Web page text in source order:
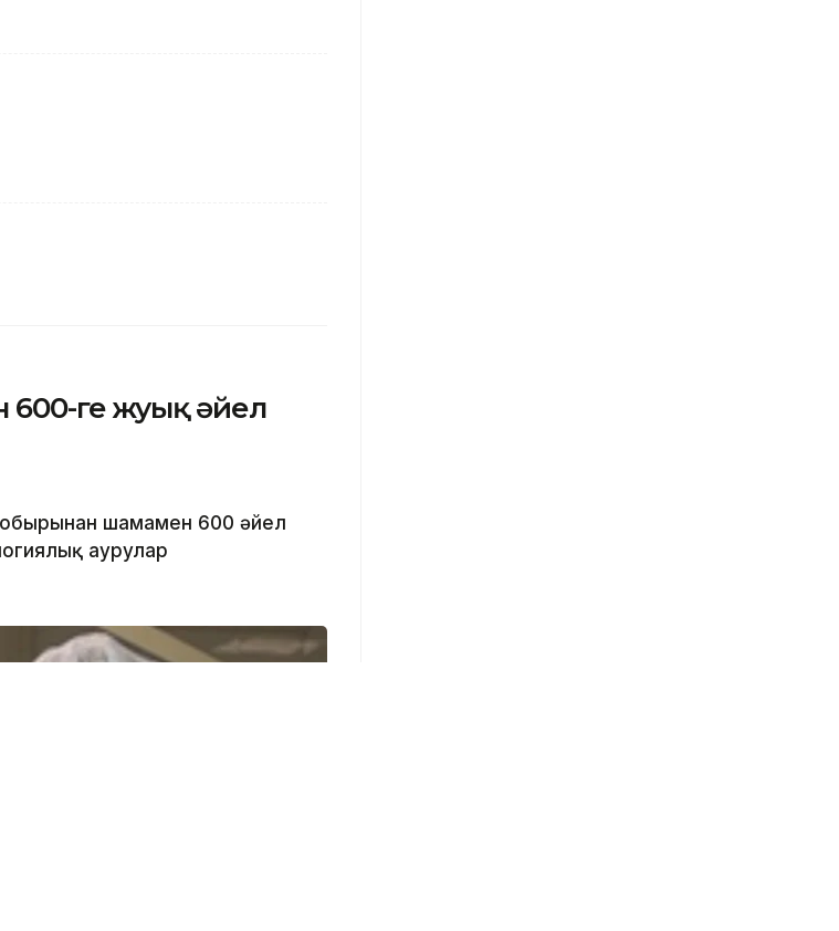
ге жуық әйел
шамамен 600 әйел
аурулар